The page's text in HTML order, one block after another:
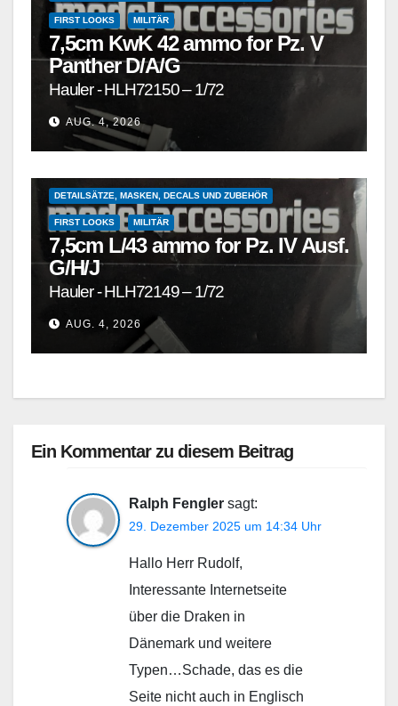
FIRST LOOKS MILITÄR
7,5cm KwK 42 ammo for Pz. V
Panther D/A/G
Hauler - HLH72150 – 1/72
AUG. 4, 2026
DETAILSÄTZE, MASKEN, DECALS UND ZUBEHÖR
FIRST LOOKS MILITÄR
7,5cm L/43 ammo for Pz. IV Ausf.
G/H/J
Hauler - HLH72149 – 1/72
AUG. 4, 2026
Ein Kommentar zu diesem Beitrag
Ralph Fengler sagt:
29. Dezember 2025 um 14:34 Uhr
Hallo Herr Rudolf,
Interessante Internetseite
über die Draken in
Dänemark und weitere
Typen…Schade, das es die
Seite nicht auch in Englisch